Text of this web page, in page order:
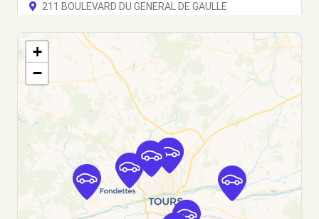
211 BOULEVARD DU GENERAL DE GAULLE
Voir l'agence
Free2move Rent - ABCIS TOURAINE BY
AUTOSPHERE - ST CYR SUR LOIRE (P)
6.0
km
215 BD CHARLES DE GAULLE
ST CYR SUR LOIRE, FR-37, 37540
Voir l'agence
+
−